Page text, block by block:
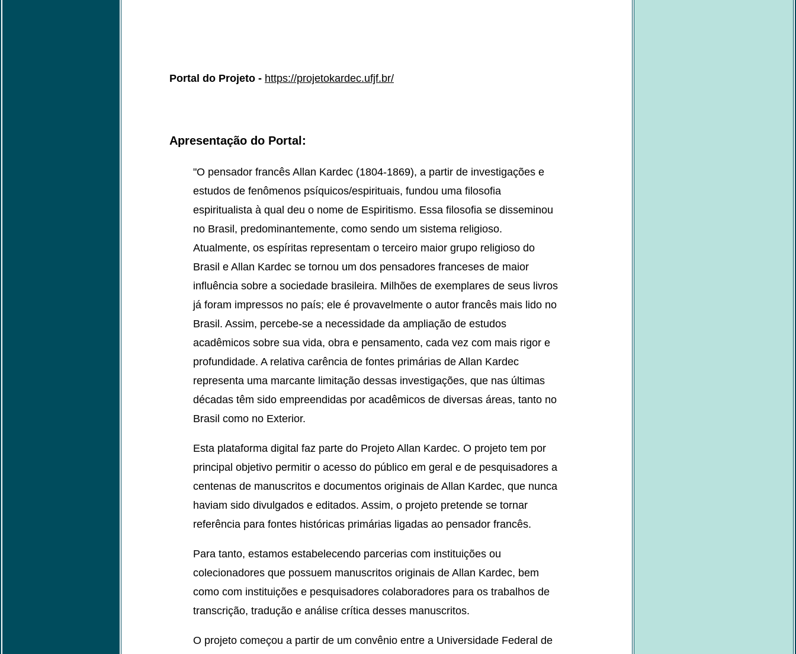
Portal do Projeto - https://projetokardec.ufjf.br/
Apresentação do Portal:
"O pensador francês Allan Kardec (1804-1869), a partir de investigações e
estudos de fenômenos psíquicos/espirituais, fundou uma filosofia
espiritualista à qual deu o nome de Espiritismo. Essa filosofia se disseminou
no Brasil, predominantemente, como sendo um sistema religioso.
Atualmente, os espíritas representam o terceiro maior grupo religioso do
Brasil e Allan Kardec se tornou um dos pensadores franceses de maior
influência sobre a sociedade brasileira. Milhões de exemplares de seus livros
já foram impressos no país; ele é provavelmente o autor francês mais lido no
Brasil. Assim, percebe-se a necessidade da ampliação de estudos
acadêmicos sobre sua vida, obra e pensamento, cada vez com mais rigor e
profundidade. A relativa carência de fontes primárias de Allan Kardec
representa uma marcante limitação dessas investigações, que nas últimas
décadas têm sido empreendidas por acadêmicos de diversas áreas, tanto no
Brasil como no Exterior.
Esta plataforma digital faz parte do Projeto Allan Kardec. O projeto tem por
principal objetivo permitir o acesso do público em geral e de pesquisadores a
centenas de manuscritos e documentos originais de Allan Kardec, que nunca
haviam sido divulgados e editados. Assim, o projeto pretende se tornar
referência para fontes históricas primárias ligadas ao pensador francês.
Para tanto, estamos estabelecendo parcerias com instituições ou
colecionadores que possuem manuscritos originais de Allan Kardec, bem
como com instituições e pesquisadores colaboradores para os trabalhos de
transcrição, tradução e análise crítica desses manuscritos.
O projeto começou a partir de um convênio entre a Universidade Federal de